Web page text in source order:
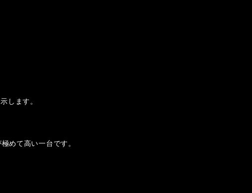
します。
めて高い一台です。